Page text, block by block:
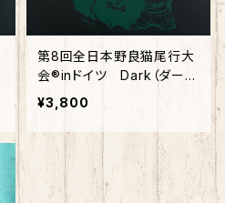
第8回全日本野良猫尾行大
会®︎inドイツ Dark（ダー
ク） 綿100%
¥3,800